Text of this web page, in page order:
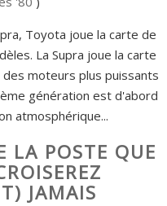
Toyota joue la carte de
La Supra joue la carte
moteurs plus puissants
génération est d'abord
atmosphérique...
LA POSTE QUE
JAMAIS